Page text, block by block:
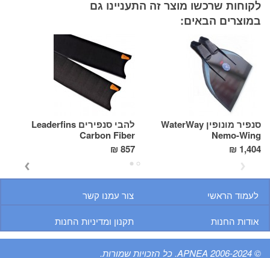
לקוחות שרכשו מוצר זה התעניינו גם
במוצרים הבאים:
סנפיר מונופין WaterWay
Nemo-Wing
1,404 ₪
להבי סנפירים Leaderfins
Carbon Fiber
857 ₪
לעמוד הראשי צור עמנו קשר
אודות החנות תקנון ומדיניות החנות
© 2006-2024 APNEA. כל הזכויות שמורות.